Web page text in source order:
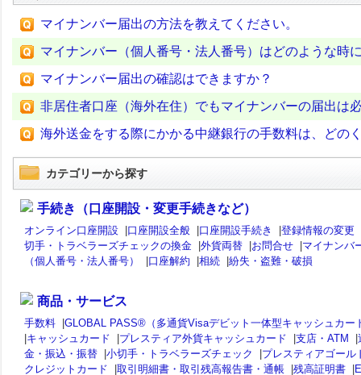
マイナンバー届出の方法を教えてください。
マイナンバー（個人番号・法人番号）はどのような時
マイナンバー届出の確認はできますか？
非居住者口座（海外在住）でもマイナンバーの届出は
海外送金をする際にかかる中継銀行の手数料は、どの
カテゴリーから探す
手続き（口座開設・変更手続きなど）
オンライン口座開設 |口座開設全般 |口座開設手続き |登録情報の変更
切手・トラベラーズチェックの換金 |外貨両替 |お問合せ |マイナンバ
（個人番号・法人番号）
|口座解約 |相続 |紛失・盗難・破損
商品・サービス
手数料 |GLOBAL PASS®（多通貨Visaデビット一体型キャッシュカー
|キャッシュカード |プレスティア外貨キャッシュカード |支店・ATM |
金・振込・振替 |小切手・トラベラーズチェック |プレスティアゴール
クレジットカード
|取引明細書・取引残高報告書・通帳 |残高証明書 |